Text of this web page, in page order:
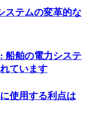
ステムの変革的な
船舶の電力システ
ています
使用する利点は